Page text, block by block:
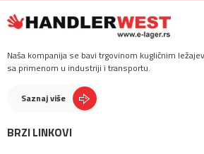
Naša kompanija se bavi trgovinom kugličnim
sa primenom u industriji i transportu.
Saznaj više
BRZI LINKOVI